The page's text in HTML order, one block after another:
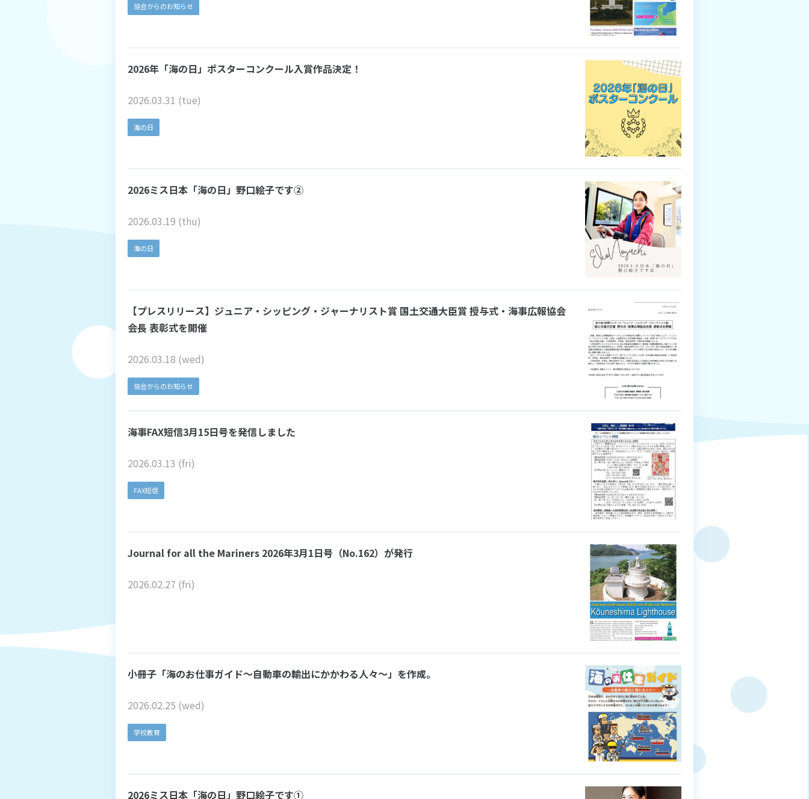
協会からのお知らせ
2026年「海の日」ポスターコンクール入賞作品決定！
2026.03.31 (tue)
海の日
2026ミス日本「海の日」野口絵子です②
2026.03.19 (thu)
海の日
【プレスリリース】ジュニア・シッピング・ジャーナリスト賞 国土交通大臣賞 授与式・海事広報協会
会長 表彰式を開催
2026.03.18 (wed)
協会からのお知らせ
海事FAX短信3月15日号を発信しました
2026.03.13 (fri)
FAX短信
Journal for all the Mariners 2026年3月1日号（No.162）が発行
2026.02.27 (fri)
小冊子「海のお仕事ガイド～自動車の輸出にかかわる人々～」を作成。
2026.02.25 (wed)
学校教育
2026ミス日本「海の日」野口絵子です①